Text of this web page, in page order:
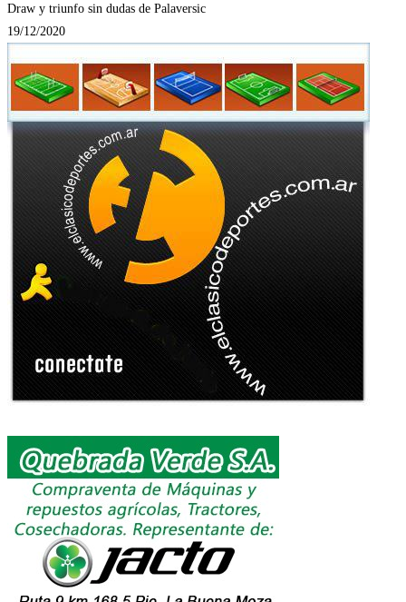
Draw y triunfo sin dudas de Palaversic
19/12/2020